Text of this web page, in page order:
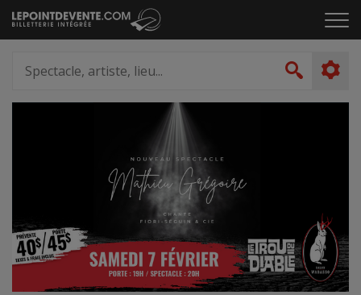
Passer
au
le
artiste,
lieu...